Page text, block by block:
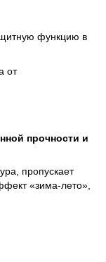
функцию в
от
прочности и
пропускает
«зима-лето»,